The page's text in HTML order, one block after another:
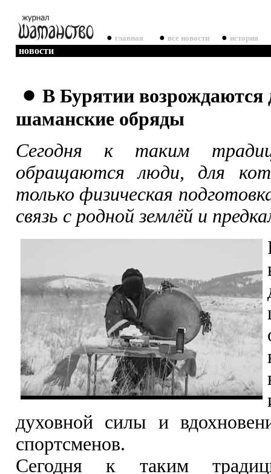
● главная ● все новости ● история
новости
● В Бурятии возрождаются
шаманские обряды
Сегодня к таким
обращаются люди, для
только физическая
связь с родной землёй и
духовной силы и
спортсменов.
Сегодня к таким